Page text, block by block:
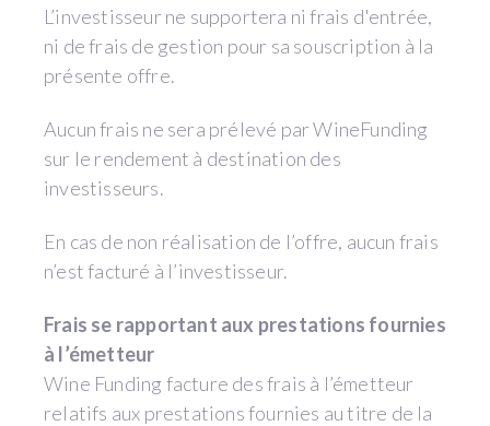
L’investisseur ne supportera ni frais d'entrée,
ni de frais de gestion pour sa souscription à la
présente offre.
Aucun frais ne sera prélevé par WineFunding
sur le rendement à destination des
investisseurs.
En cas de non réalisation de l’offre, aucun frais
n’est facturé à l’investisseur.
Frais se rapportant aux prestations fournies
à l’émetteur
Wine Funding facture des frais à l’émetteur
relatifs aux prestations fournies au titre de la